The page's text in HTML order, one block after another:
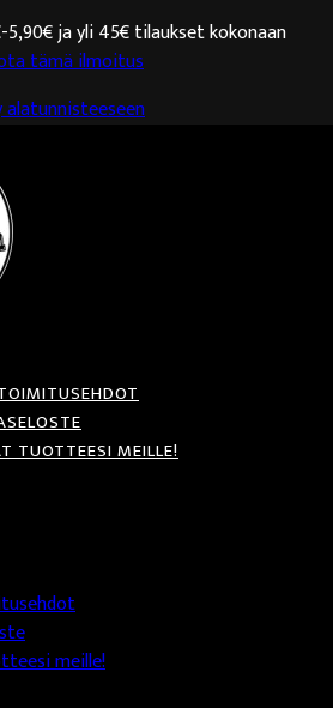
ja yli 45€ tilaukset kokonaan
tämä ilmoitus
alatunnisteeseen
TUOTTEESI MEILLE!
meille!